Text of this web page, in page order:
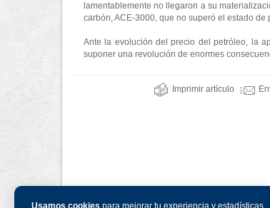
Usamos cookies para mejorar tu experiencia y estadísticas.
lamentablemente no llegaron a su
carbón, ACE-3000, que no superó el estado de
Ante la evolución del precio del petróleo, la
suponer una revolución de enormes
Imprimir artículo